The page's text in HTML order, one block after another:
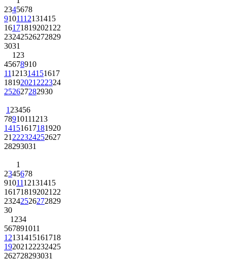
2345678
9101112131415
161718192021 22
23242526272829
3031
1 23
45678910
11121314151617
18192021 222324
252627282930
1 23456
78910111213
14151617181920
21 222324252627
28293031
1
2345678
9101112131415
161718192021 22
23242526272829
30
1 234
567891011
12131415161718
192021 22232425
262728293031